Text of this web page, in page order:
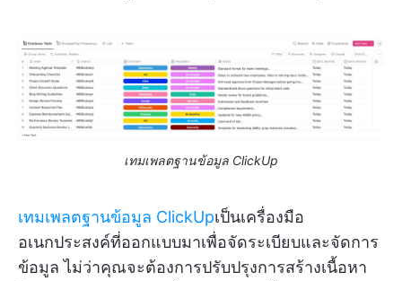
เทมเพลตฐานข้อมูล ClickUp
เทมเพลตฐานข้อมูล ClickUpเป็นเครื่องมือ
อเนกประสงค์ที่ออกแบบมาเพื่อจัดระเบียบและจัดการ
ข้อมูล ไม่ว่าคุณจะต้องการปรับปรุงการสร้างเนื้อหา